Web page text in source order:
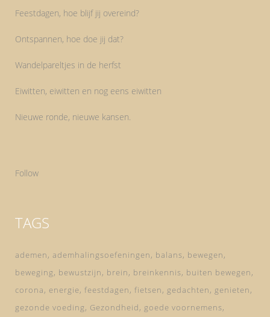
Feestdagen, hoe blijf jij overeind?
Ontspannen, hoe doe jij dat?
Wandelpareltjes in de herfst
Eiwitten, eiwitten en nog eens eiwitten
Nieuwe ronde, nieuwe kansen.
Follow
TAGS
ademen ademhalingsoefeningen balans bewegen
beweging
bewustzijn brein breinkennis buiten bewegen
corona
energie feestdagen fietsen gedachten
genieten
gezonde voeding
Gezondheid goede voornemens